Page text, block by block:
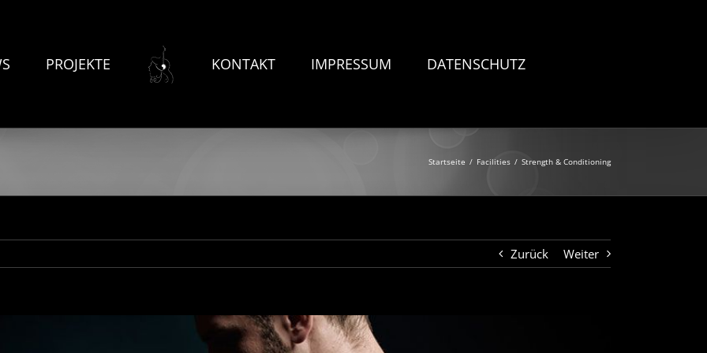
PROJEKTE KONTAKT IMPRESSUM DATENSCHUTZ
Startseite / Facilities / Strength & Conditioning
Zurück Weiter